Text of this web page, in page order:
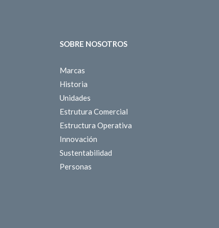
SOBRE NOSOTROS
Marcas
Historia
Unidades
Estrutura Comercial
Estructura Operativa
Innovación
Sustentabilidad
Personas